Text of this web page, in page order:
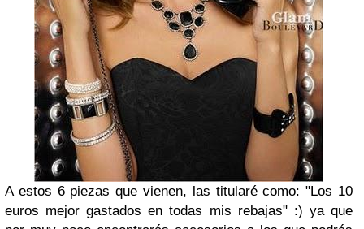
A estos 6 piezas que vienen, las titularé como: "Los 10
euros mejor gastados en todas mis rebajas" :) ya que